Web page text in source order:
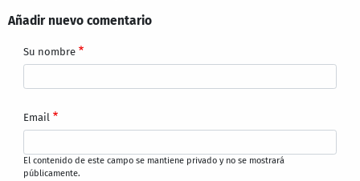
Añadir nuevo comentario
Su nombre
Email
El contenido de este campo se mantiene privado y no se mostrará
públicamente.